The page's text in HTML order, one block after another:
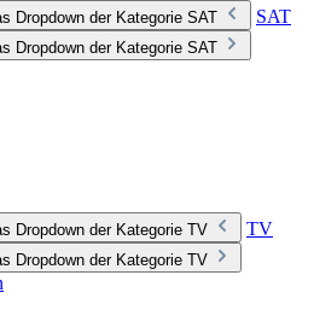
Dropdown der Kategorie SAT SAT
Dropdown der Kategorie SAT
Dropdown der Kategorie TV TV
Dropdown der Kategorie TV